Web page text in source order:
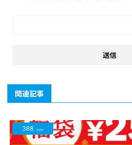
関連記事
388 view